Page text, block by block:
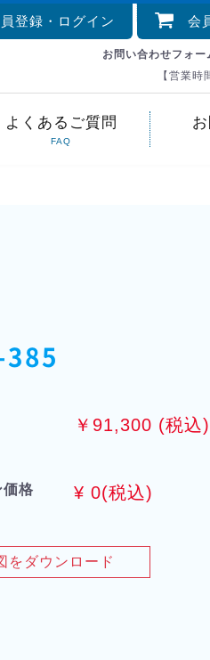
登録・ログイン 会員
お問い合わせフォー
【営業
よくあるご質問
FAQ
￥91,300 (税込)
価格 ¥0(税込)
をダウンロード